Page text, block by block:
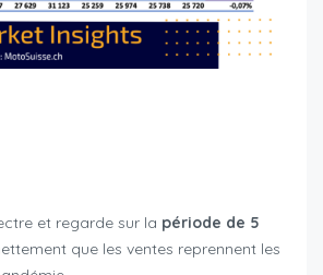
et regarde sur la période de 5
que les ventes reprennent les